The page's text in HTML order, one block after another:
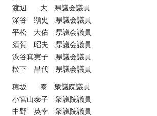
渡辺 大 県議会議員
深谷 顕史 県議会議員
平松 大佑 県議会議員
須賀 昭夫 県議会議員
渋谷真実子 県議会議員
松下 昌代 県議会議員
穂坂 泰 衆議院議員
小宮山泰子 衆議院議員
中野 英幸 衆議院議員